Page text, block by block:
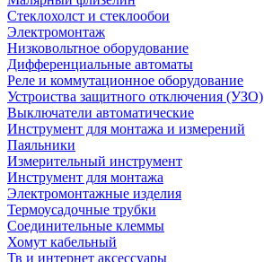
Стеклохолст и стеклообои
Электромонтаж
Низковольтное оборудование
Дифференциальные автоматы
Реле и коммутационное оборудование
Устроиства защитного отключения (УЗО)
Выключатели автоматические
Инструмент для монтажа и измерений
Паяльники
Измерительный инструмент
Инструмент для монтажа
Электромонтажные изделия
Термоусадочные трубки
Соединительные клеммы
Хомут кабельный
Тв и интернет аксессуары